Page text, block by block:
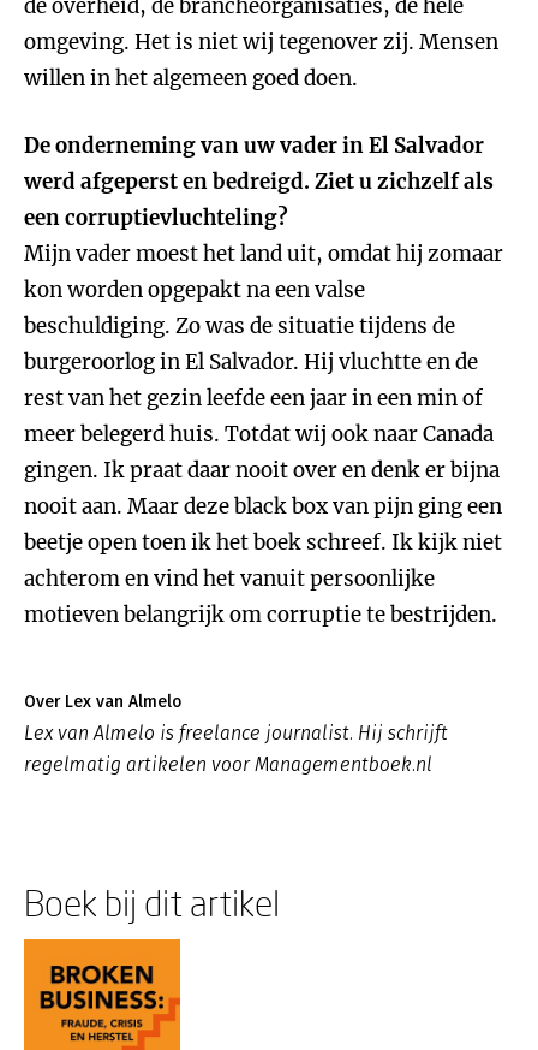
de overheid, de brancheorganisaties, de hele
omgeving. Het is niet wij tegenover zij. Mensen
willen in het algemeen goed doen.
De onderneming van uw vader in El Salvador
werd afgeperst en bedreigd. Ziet u zichzelf als
een corruptievluchteling?
Mijn vader moest het land uit, omdat hij zomaar
kon worden opgepakt na een valse
beschuldiging. Zo was de situatie tijdens de
burgeroorlog in El Salvador. Hij vluchtte en de
rest van het gezin leefde een jaar in een min of
meer belegerd huis. Totdat wij ook naar Canada
gingen. Ik praat daar nooit over en denk er bijna
nooit aan. Maar deze black box van pijn ging een
beetje open toen ik het boek schreef. Ik kijk niet
achterom en vind het vanuit persoonlijke
motieven belangrijk om corruptie te bestrijden.
Over Lex van Almelo
Lex van Almelo is freelance journalist. Hij schrijft
regelmatig artikelen voor Managementboek.nl
Boek bij dit artikel